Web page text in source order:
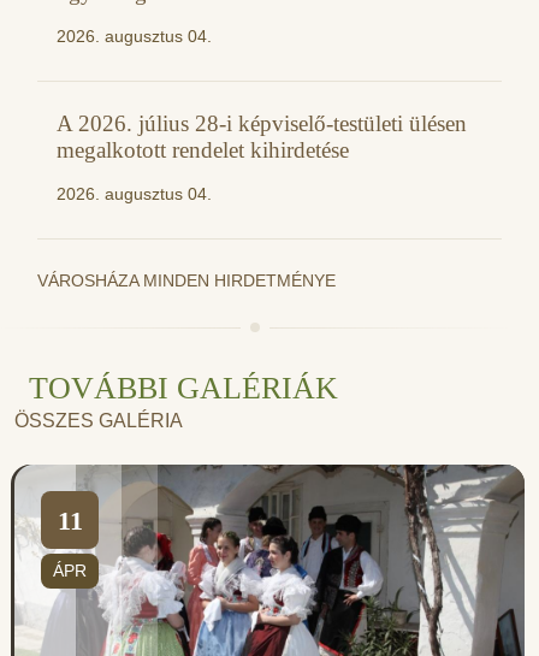
2026. augusztus 04.
A 2026. július 28-i képviselő-testületi ülésen
megalkotott rendelet kihirdetése
2026. augusztus 04.
VÁROSHÁZA MINDEN HIRDETMÉNYE
TOVÁBBI GALÉRIÁK
ÖSSZES GALÉRIA
11
ÁPR